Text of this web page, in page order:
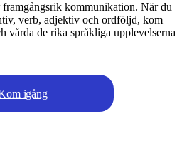
kommunikation. När du
verb, adjektiv och ordföljd, kom
vårda de rika språkliga upplevelserna
igång